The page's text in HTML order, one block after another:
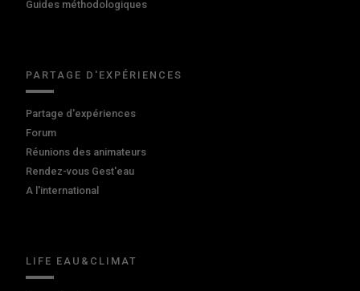
Guides méthodologiques
PARTAGE D'EXPÉRIENCES
Partage d'expériences
Forum
Réunions des animateurs
Rendez-vous Gest'eau
A l'international
LIFE EAU&CLIMAT